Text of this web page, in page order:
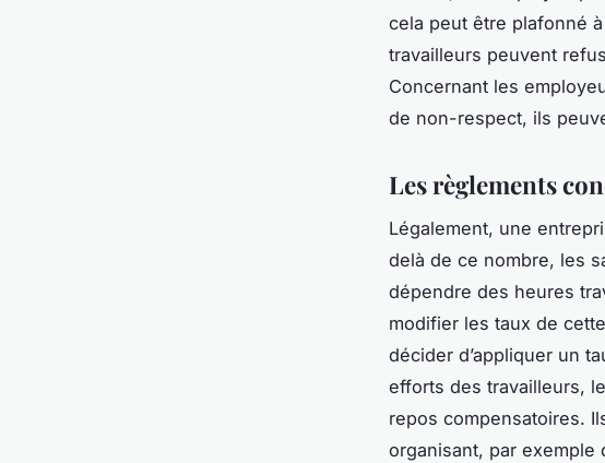
cela peut être plafonné
travailleurs peuvent
Concernant les
de non-respect, ils
Les règlements
Légalement, une
delà de ce nombre, les
dépendre des heures
modifier les taux de
décider d’appliquer un
efforts des travailleurs,
repos compensatoires.
organisant, par